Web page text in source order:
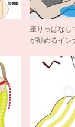
座りっぱなし
が勧めるイ